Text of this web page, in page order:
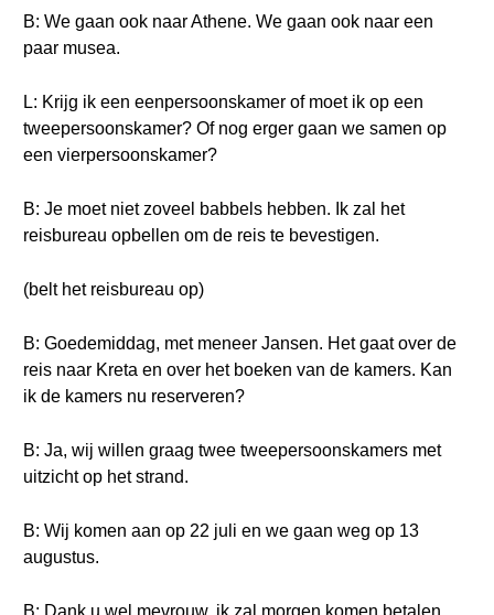
B: We gaan ook naar Athene. We gaan ook naar een
paar musea.
L: Krijg ik een eenpersoonskamer of moet ik op een
tweepersoonskamer? Of nog erger gaan we samen op
een vierpersoonskamer?
B: Je moet niet zoveel babbels hebben. Ik zal het
reisbureau opbellen om de reis te bevestigen.
(belt het reisbureau op)
B: Goedemiddag, met meneer Jansen. Het gaat over de
reis naar Kreta en over het boeken van de kamers. Kan
ik de kamers nu reserveren?
B: Ja, wij willen graag twee tweepersoonskamers met
uitzicht op het strand.
B: Wij komen aan op 22 juli en we gaan weg op 13
augustus.
B: Dank u wel mevrouw, ik zal morgen komen betalen.